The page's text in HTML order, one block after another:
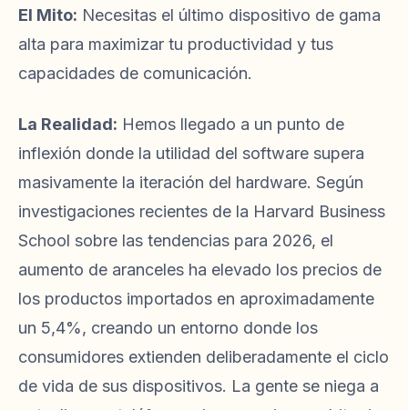
El Mito: Necesitas el último dispositivo de gama
alta para maximizar tu productividad y tus
capacidades de comunicación.
La Realidad: Hemos llegado a un punto de
inflexión donde la utilidad del software supera
masivamente la iteración del hardware. Según
investigaciones recientes de la Harvard Business
School sobre las tendencias para 2026, el
aumento de aranceles ha elevado los precios de
los productos importados en aproximadamente
un 5,4%, creando un entorno donde los
consumidores extienden deliberadamente el ciclo
de vida de sus dispositivos. La gente se niega a